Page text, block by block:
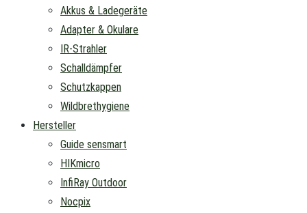
Akkus & Ladegeräte
Adapter & Okulare
IR-Strahler
Schalldämpfer
Schutzkappen
Wildbrethygiene
Hersteller
Guide sensmart
HIKmicro
InfiRay Outdoor
Nocpix